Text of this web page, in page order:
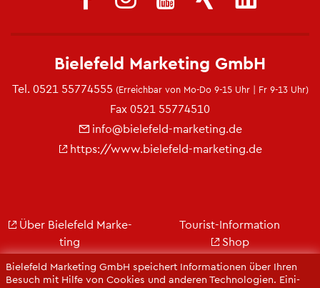
Bie­le­feld Mar­ke­ting GmbH spei­chert In­for­ma­tio­nen über Ihren
Be­such mit Hilfe von Coo­kies und an­de­ren Tech­no­lo­gi­en. Ei­ni­
Bie­le­feld Mar­ke­ting GmbH
Tel. 0521 55774555 (Er­reich­bar von Mo-Do 9-15 Uhr | Fr 9-13 Uhr)
Fax 0521 55774510
info@​bielefeld-​marketing.​de
https://​www.​bielefeld-​marketing.​de
Über Bie­le­feld Mar­ke­
ting
Kon­takt
Tou­rist-In­for­ma­ti­on
Shop
Bie­le­feld-Gut­schein